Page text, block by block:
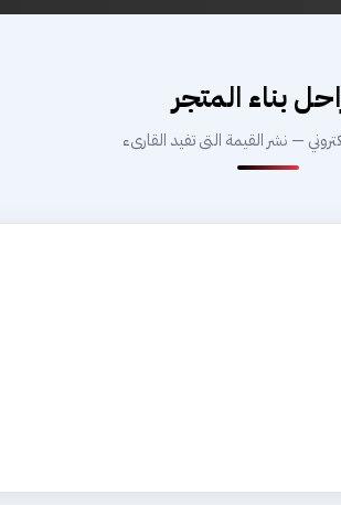
بناء المتجر
— نشر القيمة التى تفيد القارىء